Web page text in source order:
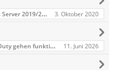
REOLTORIAL #003: Windows Server 2019/2016 - Active Directory Domänen Dienste 3. Oktober 2020
Autohotkey | Automatisch Duty gehen funktioniert nicht 11. Juni 2026